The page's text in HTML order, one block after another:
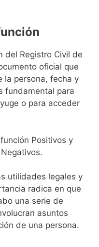
del Registro Civil de
oficial que
la persona, fecha y
fundamental para
o para acceder
Positivos y
utilidades legales y
radica en que
una serie de
asuntos
de una persona.